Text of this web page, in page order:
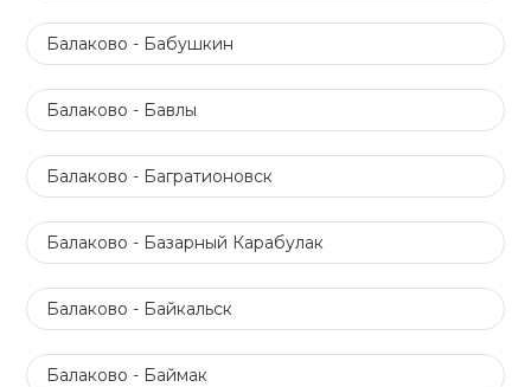
Балаково - Бабушкин
Балаково - Бавлы
Балаково - Багратионовск
Балаково - Базарный Карабулак
Балаково - Байкальск
Балаково - Баймак